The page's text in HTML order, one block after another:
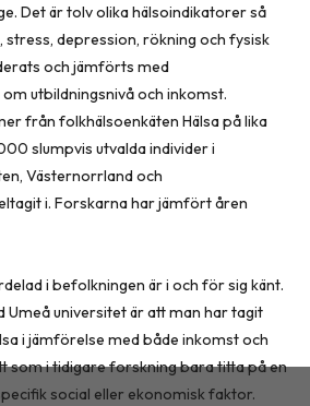
Det är tolv olika hälsoindikatorer så
depression, rökning och fysisk
och jämförts med
utbildningsnivå och inkomst.
från folkhälsoenkäten Hälsa på lika
slumpvis utvalda individer i
Västernorrland och
i. Forskarna har jämfört åren
i befolkningen är i och för sig känt.
Umeå universitet är att man har tagit
i jämförelse med både inkomst och
som i tidigare forskning bara titta på en
social eller ekonomisk faktor.